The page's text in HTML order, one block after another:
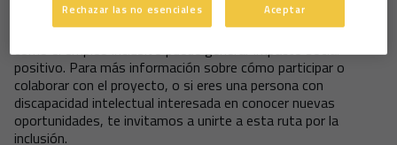
Desde Cádiz CF Fundación se anima a las empresas de la
provincia a sumarse a esta red de compromiso y a descubrir
cómo el empleo inclusivo puede generar impacto social
positivo. Para más información sobre cómo participar o
colaborar con el proyecto, o si eres una persona con
discapacidad intelectual interesada en conocer nuevas
oportunidades, te invitamos a unirte a esta ruta por la
inclusión.
Rechazar las no esenciales Aceptar